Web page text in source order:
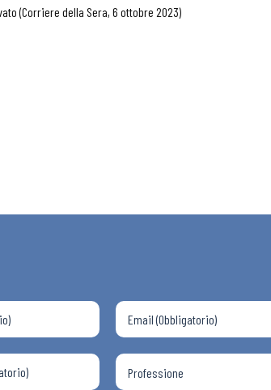
(Corriere della Sera, 6 ottobre 2023)